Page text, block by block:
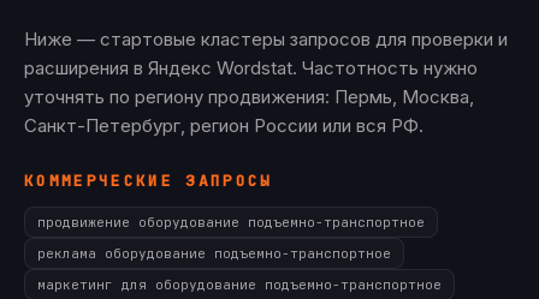
Ниже — стартовые кластеры запросов для проверки и
расширения в Яндекс Wordstat. Частотность нужно
уточнять по региону продвижения: Пермь, Москва,
Санкт-Петербург, регион России или вся РФ.
КОММЕРЧЕСКИЕ ЗАПРОСЫ
продвижение оборудование подъемно-транспортное
реклама оборудование подъемно-транспортное
маркетинг для оборудование подъемно-транспортное